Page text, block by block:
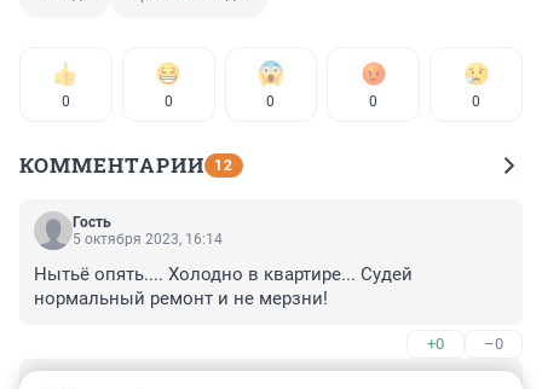
0 0 0 0 0
КОММЕНТАРИИ 12
Гость
5 октября 2023, 16:14
Нытьё опять.... Холодно в квартире... Судей
нормальный ремонт и не мерзни!
+0 –0